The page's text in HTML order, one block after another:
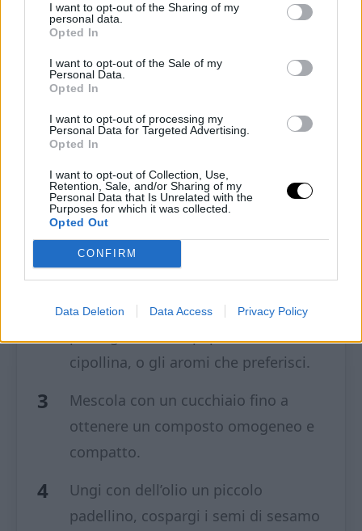
I want to opt-out of the Sharing of my
personal data.
Opted In
I want to opt-out of the Sale of my
Personal Data.
Opted In
I want to opt-out of processing my
Personal Data for Targeted Advertising.
Opted In
I want to opt-out of Collection, Use,
Retention, Sale, and/or Sharing of my
Personal Data that Is Unrelated with the
Purposes for which it was collected.
Opted Out
CONFIRM
Data Deletion Data Access Privacy Policy
Semi di sesamo q.b. per
Procedimento
Lava la zucchina, grattugiala
finemente e strizzala bene per
eliminare l’acqua in eccesso. Dovrai
ottenere 70 g di zucchina strizzata.
Trasferiscila in una ciotola e
aggiungi l’uovo, farina di mandorle,
parmigiano, sale, pepe ed erba
cipollina, o gli aromi che preferisci.
Mescola con un cucchiaio fino a
ottenere un composto omogeneo e
compatto.
Ungi con dell’olio un piccolo
padellino, cospargi i semi di sesamo